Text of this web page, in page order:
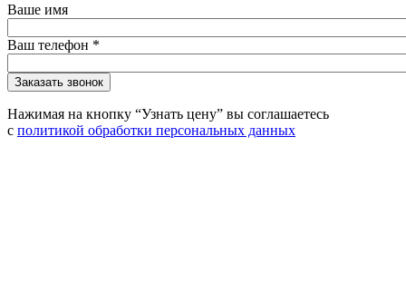
Ваше имя
Ваш телефон *
Нажимая на кнопку “Узнать цену” вы соглашаетесь
с политикой обработки персональных данных